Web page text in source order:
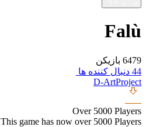
Falù
6479 بازیکن
44 دنبال کننده ها
D-ArtProject
Over 5000 Players
This game has now over 5000 Players